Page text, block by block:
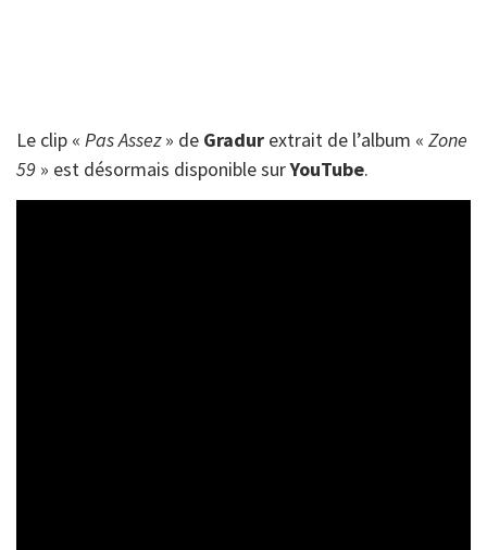
Le clip « Pas Assez» de Gradur extrait de l’album « Zone
59 » est désormais disponible surYouTube.